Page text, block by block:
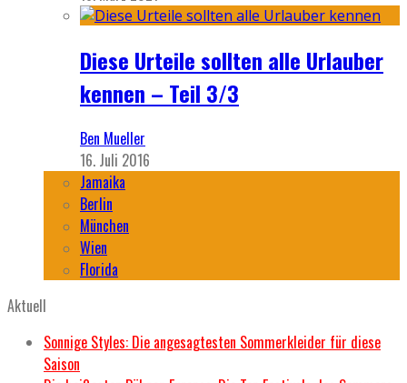
Diese Urteile sollten alle Urlauber
kennen – Teil 3/3
Ben Mueller
16. Juli 2016
Jamaika
Berlin
München
Wien
Florida
Aktuell
Sonnige Styles: Die angesagtesten Sommerkleider für diese
Saison